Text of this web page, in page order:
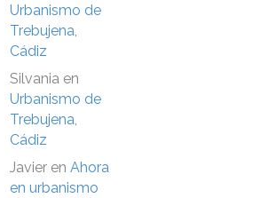
Urbanismo de
Trebujena,
Cádiz
Silvania en
Urbanismo de
Trebujena,
Cádiz
Javier en Ahora
en urbanismo